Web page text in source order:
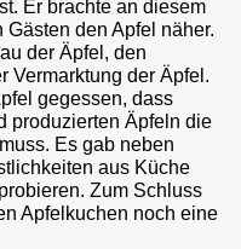
Er brachte an diesem
den Apfel näher.
der Äpfel, den
Vermarktung der Äpfel.
gegessen, dass
produzierten Äpfeln die
Es gab neben
aus Küche
Zum Schluss
Apfelkuchen noch eine